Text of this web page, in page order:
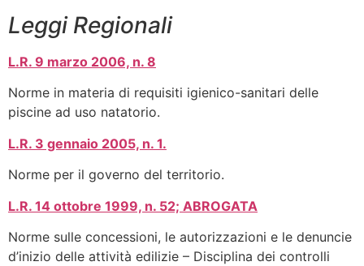
Leggi Regionali
L.R. 9 marzo 2006, n. 8
Norme in materia di requisiti igienico-sanitari delle
piscine ad uso natatorio.
L.R. 3 gennaio 2005, n. 1.
Norme per il governo del territorio.
L.R. 14 ottobre 1999, n. 52; ABROGATA
Norme sulle concessioni, le autorizzazioni e le denuncie
d’inizio delle attività edilizie – Disciplina dei controlli